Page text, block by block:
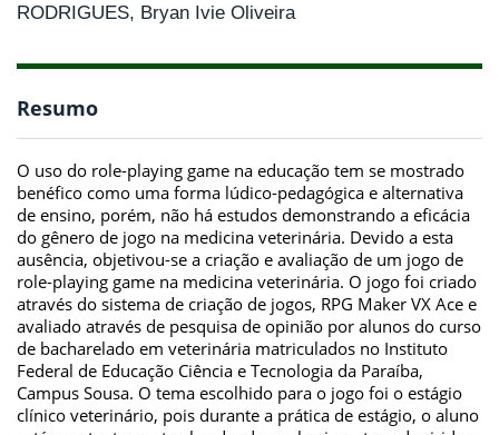
RODRIGUES, Bryan Ivie Oliveira
Resumo
O uso do role-playing game na educação tem se mostrado
benéfico como uma forma lúdico-pedagógica e alternativa
de ensino, porém, não há estudos demonstrando a eficácia
do gênero de jogo na medicina veterinária. Devido a esta
ausência, objetivou-se a criação e avaliação de um jogo de
role-playing game na medicina veterinária. O jogo foi criado
através do sistema de criação de jogos, RPG Maker VX Ace e
avaliado através de pesquisa de opinião por alunos do curso
de bacharelado em veterinária matriculados no Instituto
Federal de Educação Ciência e Tecnologia da Paraíba,
Campus Sousa. O tema escolhido para o jogo foi o estágio
clínico veterinário, pois durante a prática de estágio, o aluno